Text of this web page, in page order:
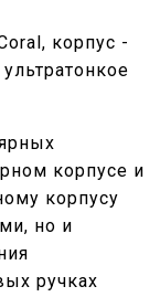
корпус -
корпусе и
корпусу
но и
ручках